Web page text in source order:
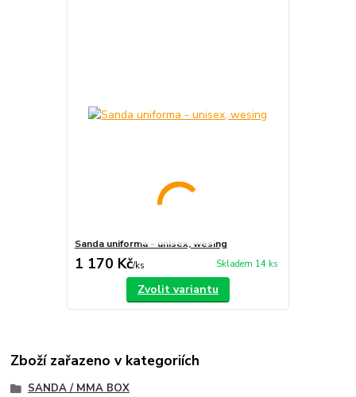
Sanda uniforma - unisex, wesing
1 170 Kč/ks Skladem 14 ks
Zvolit variantu
Zboží zařazeno v kategoriích
SANDA / MMA BOX